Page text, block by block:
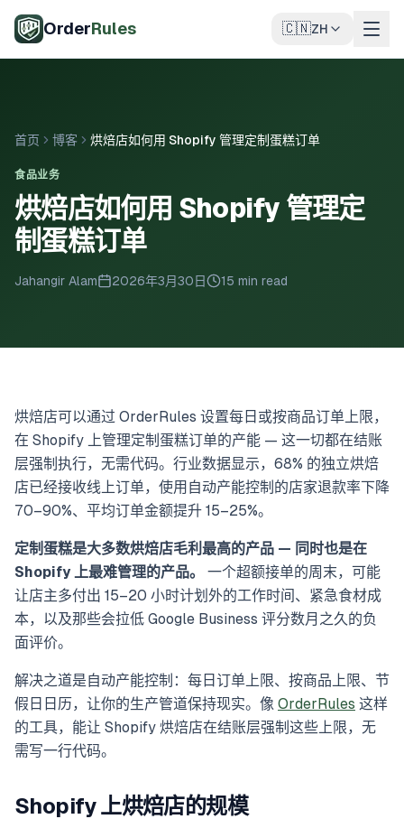
OrderRules 🇨🇳ZH
首页 博客 烘焙店如何用 Shopify 管理定制蛋糕订单
食品业务
烘焙店如何用 Shopify 管理定
制蛋糕订单
Jahangir Alam 2026年3月30日 15 min read
烘焙店可以通过 OrderRules 设置每日或按商品订单上限，
在 Shopify 上管理定制蛋糕订单的产能 — 这一切都在结账
层强制执行，无需代码。行业数据显示，68% 的独立烘焙
店已经接收线上订单，使用自动产能控制的店家退款率下降
70–90%、平均订单金额提升 15–25%。
定制蛋糕是大多数烘焙店毛利最高的产品 — 同时也是在
Shopify 上最难管理的产品。
一个超额接单的周末，可能
让店主多付出 15–20 小时计划外的工作时间、紧急食材成
本，以及那些会拉低 Google Business 评分数月之久的负
面评价。
解决之道是自动产能控制：每日订单上限、按商品上限、节
假日日历，让你的生产管道保持现实。像 OrderRules 这样
的工具，能让 Shopify 烘焙店在结账层强制这些上限，无
需写一行代码。
Shopify 上烘焙店的规模